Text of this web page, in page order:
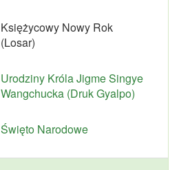
Księżycowy Nowy Rok
(Losar)
Urodziny Króla Jigme Singye
Wangchucka (Druk Gyalpo)
Święto Narodowe